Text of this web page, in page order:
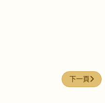
下一篇文章
下一頁